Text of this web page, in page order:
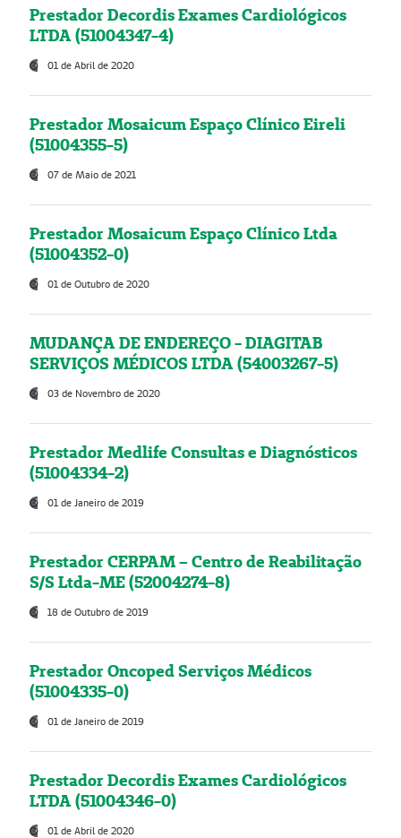
Prestador Decordis Exames Cardiológicos
LTDA (51004347-4)
01 de Abril de 2020
Prestador Mosaicum Espaço Clínico Eireli
(51004355-5)
07 de Maio de 2021
Prestador Mosaicum Espaço Clínico Ltda
(51004352-0)
01 de Outubro de 2020
MUDANÇA DE ENDEREÇO - DIAGITAB
SERVIÇOS MÉDICOS LTDA (54003267-5)
03 de Novembro de 2020
Prestador Medlife Consultas e Diagnósticos
(51004334-2)
01 de Janeiro de 2019
Prestador CERPAM – Centro de Reabilitação
S/S Ltda-ME (52004274-8)
18 de Outubro de 2019
Prestador Oncoped Serviços Médicos
(51004335-0)
01 de Janeiro de 2019
Prestador Decordis Exames Cardiológicos
LTDA (51004346-0)
01 de Abril de 2020